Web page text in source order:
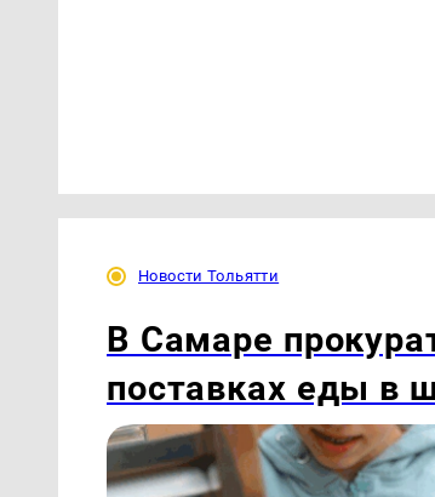
Новости Тольятти
В Самаре
поставках еды в